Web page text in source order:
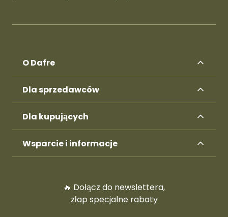
O Dafre
Dla sprzedawców
Dla kupujących
Wsparcie i informacje
🔥 Dołącz do newslettera,
złap specjalne rabaty